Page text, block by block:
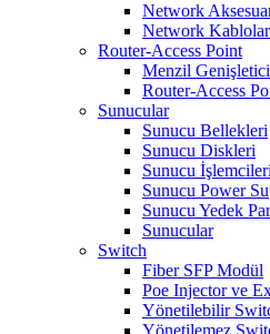
Network
Network
Router-Access Point
Menzil Genişletici
Router-Access
Sunucular
Sunucu Bellekleri
Sunucu Diskleri
Sunucu İşlemcileri
Sunucu Power
Sunucu Yedek
Sunucular
Switch
Fiber SFP Modül
Poe Injector ve
Yönetilebilir
Yönetilemez